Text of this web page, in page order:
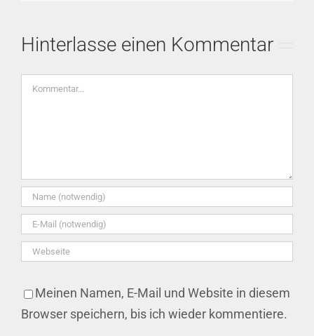
Hinterlasse einen Kommentar
Kommentar
Meinen Namen, E-Mail und Website in diesem
Browser speichern, bis ich wieder kommentiere.